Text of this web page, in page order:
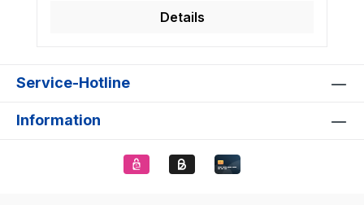
Details
Service-Hotline
Information